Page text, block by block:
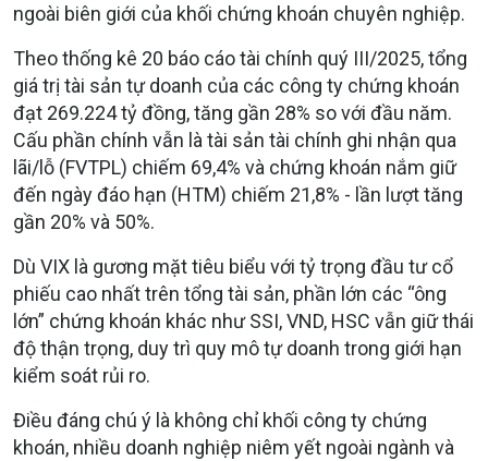
ngoài biên giới của khối chứng khoán chuyên nghiệp.
Theo thống kê 20 báo cáo tài chính quý III/2025, tổng
giá trị tài sản tự doanh của các công ty chứng khoán
đạt 269.224 tỷ đồng, tăng gần 28% so với đầu năm.
Cấu phần chính vẫn là tài sản tài chính ghi nhận qua
lãi/lỗ (FVTPL) chiếm 69,4% và chứng khoán nắm giữ
đến ngày đáo hạn (HTM) chiếm 21,8% - lần lượt tăng
gần 20% và 50%.
Dù VIX là gương mặt tiêu biểu với tỷ trọng đầu tư cổ
phiếu cao nhất trên tổng tài sản, phần lớn các “ông
lớn” chứng khoán khác như SSI, VND, HSC vẫn giữ thái
độ thận trọng, duy trì quy mô tự doanh trong giới hạn
kiểm soát rủi ro.
Điều đáng chú ý là không chỉ khối công ty chứng
khoán, nhiều doanh nghiệp niêm yết ngoài ngành và